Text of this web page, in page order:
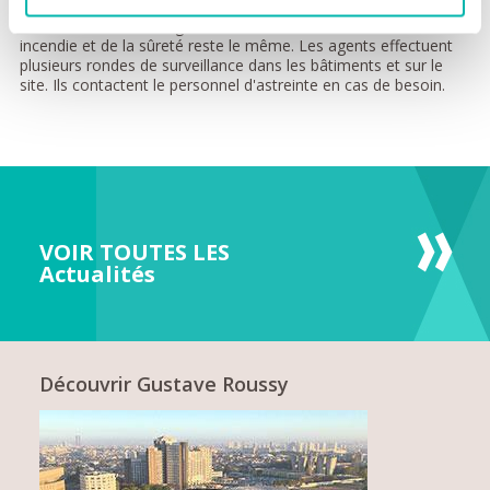
incendie et de la sûreté reste le même. Les agents effectuent
plusieurs rondes de surveillance dans les bâtiments et sur le
site. Ils contactent le personnel d'astreinte en cas de besoin.
VOIR TOUTES LES
Actualités
Découvrir Gustave Roussy